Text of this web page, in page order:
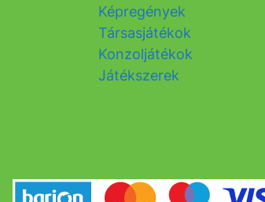
Képregények
Társasjátékok
Konzoljátékok
Játékszerek